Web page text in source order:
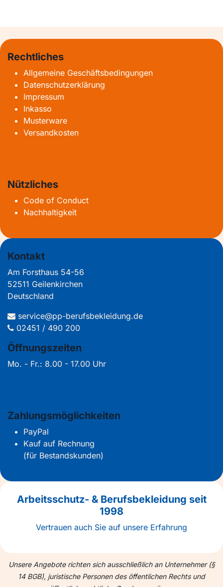
Rechtliches
Allgemeine Geschäftsbedingungen
Datenschutzerklärung
Impressum
Inkasso
Musterware
Versandkosten
Nützliches
Code of Conduct
Nachhaltigkeit
Kontakt
Am Forsthaus 54-56
52511 Geilenkirchen
Deutschland
service@pp-berufsbekleidung.de
02451 / 490 200
Öffnungszeiten
Mo. - Fr.: 8.00 - 17.00 Uhr
Zahlungsmöglichkeiten
PayPal
Kauf auf Rechnung
(für Bestandskunden)
Arbeitsschutz- & Berufsbekleidung seit
1998
Vertrauen auch Sie auf unsere Erfahrung
Unsere Angebote richten sich ausschließlich an Unternehmer (§
14 BGB), juristische Personen des öffentlichen Rechts und